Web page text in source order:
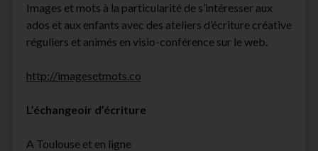
Images et mots à la particularité de s’intéresser aux
ados et aux enfants avec des ateliers d’écriture créative
réguliers et animés en visio-conférence sur le web.
http://imagesetmots.co
L’échangeoir d’écriture
A Toulouse et en ligne